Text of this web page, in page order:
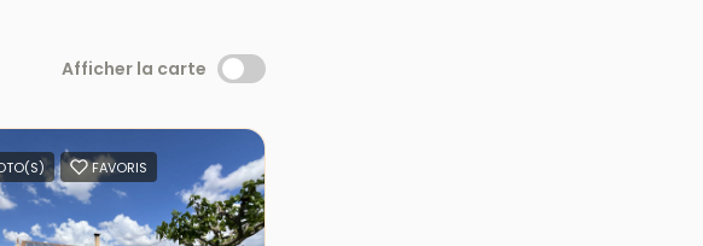
Afficher la carte
FAVORIS